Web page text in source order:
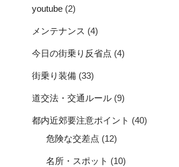
youtube (2)
メンテナンス (4)
今日の街乗り反省点 (4)
街乗り装備 (33)
道交法・交通ルール (9)
都内近郊要注意ポイント (40)
危険な交差点 (12)
名所・スポット (10)